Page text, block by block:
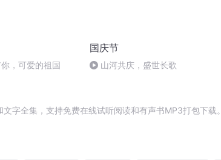
，可爱的祖国
国庆节
山河共庆，盛世长歌
字全集，支持免费在线试听阅读和有声书MP3打包下载。